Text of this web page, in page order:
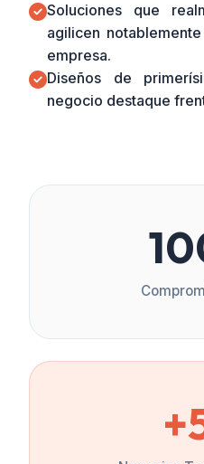
Soluciones que
agilicen
empresa.
Diseños de
negocio destaque